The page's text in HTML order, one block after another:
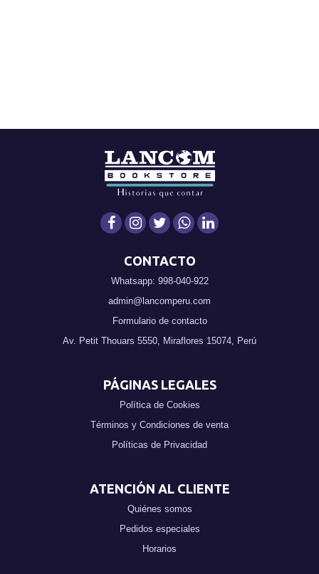
CONTACTO
Whatsapp: 998-040-922
admin@lancomperu.com
Formulario de contacto
Av. Petit Thouars 5550, Miraflores 15074, Perú
PÁGINAS LEGALES
Política de Cookies
Términos y Condiciones de venta
Políticas de Privacidad
ATENCIÓN AL CLIENTE
Quiénes somos
Pedidos especiales
Horarios